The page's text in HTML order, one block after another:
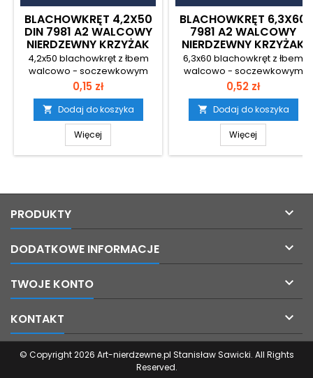
BLACHOWKRĘT 4,2X50
DIN 7981 A2 WALCOWY
NIERDZEWNY KRZYŻAK
4,2x50 blachowkręt z łbem
walcowo - soczewkowym
(wypukłym) i gniazdem
krzyżowym ze stali
nierdzewnej A2 Średnica
zewnętrzna łba: 8,2
Wysokość całkowita łba: 3,05
Cena
0,15 zł
 Dodaj do koszyka
Więcej
BLACHOWKRĘT 6,3X60
7981 A2 WALCOWY
NIERDZEWNY KRZYŻAK
6,3x60 blachowkręt z łbem
walcowo - soczewkowym
(wypukłym) i gniazdem
krzyżowym ze stali
nierdzewnej A2 Średnica
zewnętrzna łba: 12,5
Wysokość całkowita łba: 4,55
Cena
0,52 zł
 Dodaj do koszyka
Więcej
PRODUKTY 
DODATKOWE INFORMACJE 
TWOJE KONTO 
KONTAKT 
© Copyright 2026 Art-nierdzewne.pl Stanisław Sawicki. All Rights
Reserved.